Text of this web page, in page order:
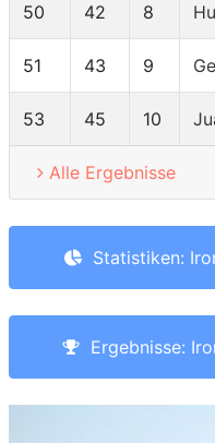
50 42 8
51 43 9
53 45 10
Alle Ergebnisse
Statistiken:
Ergebnisse: